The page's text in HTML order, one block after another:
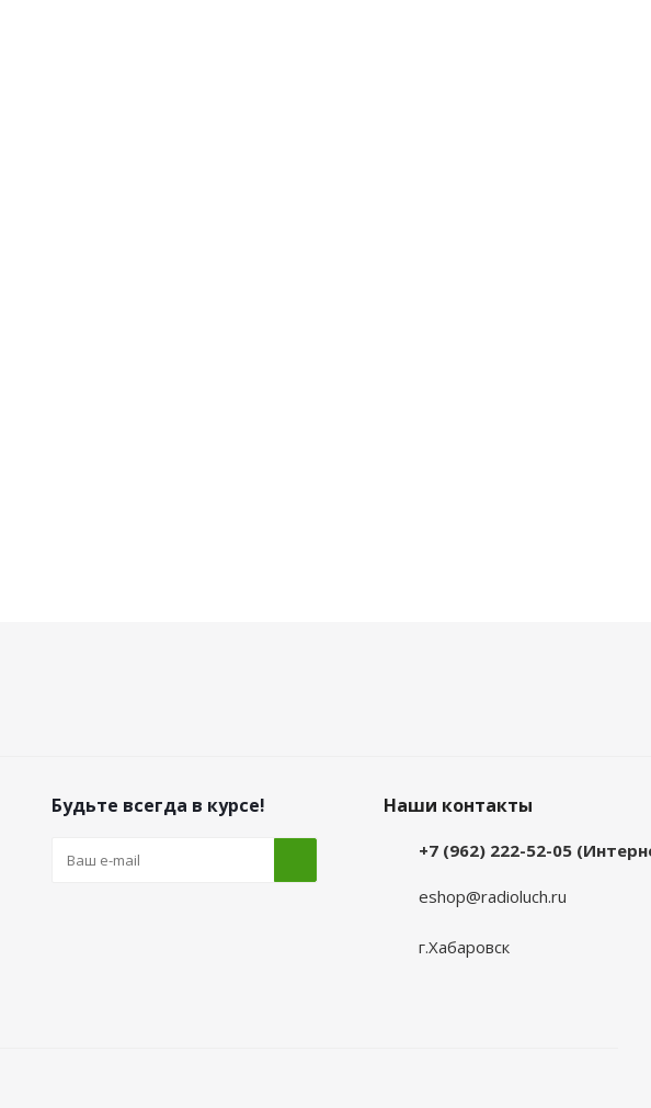
Будьте всегда в курсе! Наши контакты
+7 (962) 222-52-05
eshop@radioluch.ru
г.Хабаровск